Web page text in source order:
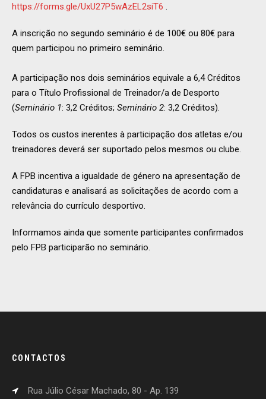
https://forms.gle/UxU27P5wAzEL2siT6
A inscrição no segundo seminário é de 100€ ou 80€ para
quem participou no primeiro seminário.
A participação nos dois seminários equivale a 6,4 Créditos
para o Título Profissional de Treinador/a de Desporto
(Seminário 1: 3,2 Créditos; Seminário 2: 3,2 Créditos).
Todos os custos inerentes à participação dos atletas e/ou
treinadores deverá ser suportado pelos mesmos ou clube.
A FPB incentiva a igualdade de género na apresentação de
candidaturas e analisará as solicitações de acordo com a
relevância do currículo desportivo.
Informamos ainda que somente participantes confirmados
pelo FPB participarão no seminário.
CONTACTOS
Rua Júlio César Machado, 80 - Ap. 139